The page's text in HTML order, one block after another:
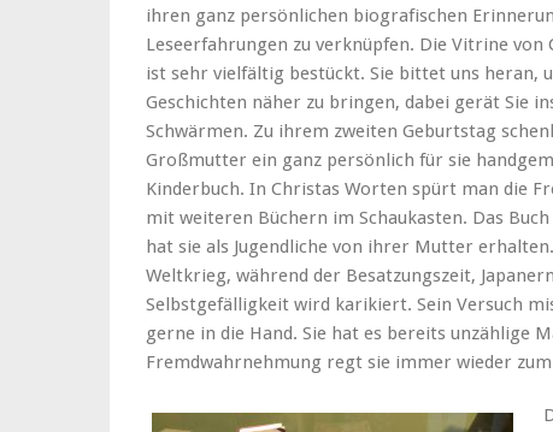
ihren ganz persönlichen biografischen
Leseerfahrungen zu verknüpfen. Die Vitrine von
ist sehr vielfältig bestückt. Sie bittet uns heran,
Geschichten näher zu bringen, dabei gerät Sie
Schwärmen. Zu ihrem zweiten Geburtstag
Großmutter ein ganz persönlich für sie
Kinderbuch. In Christas Worten spürt man die
mit weiteren Büchern im Schaukasten. Das Buch
hat sie als Jugendliche von ihrer Mutter
Weltkrieg, während der Besatzungszeit,
Selbstgefälligkeit wird karikiert. Sein Versuch
gerne in die Hand. Sie hat es bereits unzählige
Fremdwahrnehmung regt sie immer wieder